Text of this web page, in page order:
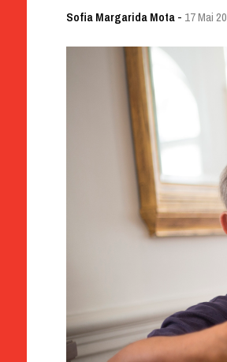
Sofia Margarida Mota- 17 Mai